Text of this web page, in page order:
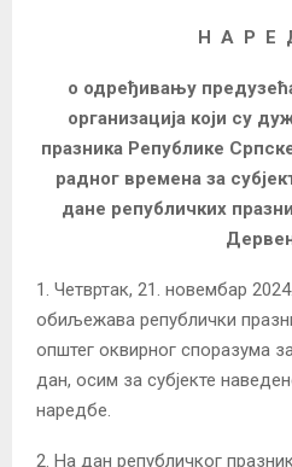
Н А Р Е
о одређивању
организација који су
празника Републике
радног времена за
дане републичких
1. Четвртак, 21. новембар
обиљежава републички
општег оквирног споразума
дан, осим за субјекте
наредбе.
2. На дан републичког